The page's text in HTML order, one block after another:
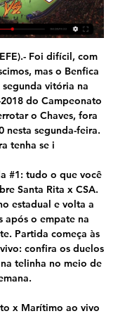
transmissão profissional ao vivo em eventos, possibilita conferencias em empresas que têm filiais espalhadas pelo Brasil e pelo mundo. Inclui a participação daqueles que não tiveram condições de comparecer pessoalmente ao local e gostariam de obter informações e …

TRF2 informa a suspensão do atendimento ao público e dos prazos processuais na 14ª Vara Federal do RJ, nos dias 02 e 03 de outubro de 2019 30/09/2019 Ato regulamenta Sistema Eletrônico de Execução Unificado na 2ª Região e suspende prazos dos processos de execução penal

Após o término da época 2017–18, os clubes Barreirense Dif Broker e Elétrico FC-Tekever foram relegados para a Proliga, ao mesmo tempo que os clubes Imortal Basket e Esgueira Basket foram promovidos para disputarem a Liga Portuguesa de Basquetebol de 2018–19.

Em 1939, Thomas Watson inaugurou o prédio da fábrica IBM, em Benfica, no Rio de Janeiro. Esta foi a primeira fábrica da empresa na América do Sul. De 1950 a 1954 foram introduzidos novos equipamentos e as primeiras calculadoras eletrônicas, que provocaram marcantes transformações nos métodos de ensino e de produção.

Encontre telefones e endereços de empresas em São Paulo nas categorias Eletro-eletrônica, Geração, Transmissão e Distribuição de Energia, Máquinas e Equipamentos. Enviar.. Rua Luís Gama, 117 Moóca - São Paulo - SP 11320864.. Ver telefone completo.

Confira primeiros jogos do Paulistão 2016 com transmissão de Globo, Band e SporTV 1/12/2016 07:50:00 PM Band , Destaques , Globo , Manchetes , Sportv , TV à Cabo , TV Aberta Nesta terça-feira (12), a Federação Paulista de Futebol divulgou a tabela das …

Estarei indo para o Rio e gostaria de saber qual o melhor bairro para se morar,como a cidade está se recuperando das mazelas do passado e se preparando para ser uma nova cidade,estarei indo para estudar e trabalhar,ja tenho algum estudo e procuro estudar mais na cidade fluminense,já que é uma referencia.Pensei em outras cidades.

A Federação Mato-grossense de Futsal (FMFS) realizará nesta sexta-feira (28.07), no auditório da Câmara de Dirigentes Lojistas (CDL) de Cuiabá, a 2ª edição do Congresso Mato-grossense de Futsal – Futscon. O evento, que acontecerá das 7h30 às 18h, trará palestras sobre gestão e marketing esportivo no futsal com a.

Ele foi descoberto em Maceió, durante uma excursão do time de vôlei feminino do Flamengo. Trazido ao Rio de Janeiro, passou na seleção e ingressou no futebol do clube. Despontou quando foi escalado para o lugar de Evaristo na partida decisiva contra o América: 4 a 1 Flamengo – tricampeão carioca, com quatro gols de Dida.

Braga x Benfica ao vivo e online, onde assistir, que horas é 09/02/2023 — A partida será disputada nesta quinta-feira (09), no Estádio Municipal de Braga; veja como acompanhar na TV e na internet.

Raios-X aos adversários de Sporting, Benfica e Sp. Braga 18/12/2023 — Com Young Boys, Toulouse e Qarabag, as três equipas portuguesas terão obrigação de seguirem em frente na Liga Europa.

Jogos de futebol hoje, quinta-feira, 16; onde assistir ao 16/02/2023 — 20h30 - Vasco x Botafogo - Caze TV 14h45 - Braga x Fiorentina - Liga Europa; 17h - Juventus x Nantes - Liga Europa; 17h - Sporting x ...

Mapa de localização e directório que hiperliga com as páginas principais dos hotéis, vivendas, apartamentos e casas de hóspedes. Contactos para reservas e cotações.

O Benfica anunciou a contratação de Thiago Pereira, um guarda-redes de 15 anos que se destacou com a camisola do Desportivo de Chaves. Thiago é juvenil de primeiro ano e, antes de jogar no Chaves, vestiu também a camisola do Abambres. Na época passada fez 22 …

sport tv - direto à emoção sport tv - Veja os melhores canais.

« AZUIS E BRANCOS SUPERAM OLIVEIRENSE Triunfo por 80-69, no Dragão Caixa, na oitava jornada da segunda fase da LPB. O FC Porto recebeu e venceu esta sexta-feira a Oliveirense (8

Cuiabá x Criciúma ao vivo irão se enfrentar hoje sexta-feira (30 de Agosto de 2019). A partida disputada será válida pelo Campeonato Brasileiro Série B de 2019. O jogo está marcado para iniciar às 21h30 (horário de Brasília). O duelo entre as duas equipes acontecerá no Estádio. Assistir Cuiabá x Criciúma AO VIVO Assistir Cuiabá […]

– Começou o Paulista, com o Ricardinho conduzindo o Vôlei Futuro à vitória em sua reestreia no território nacional. Sobrevivente assim como o time feminino de São Caetano, o São Bernardo fez bonito ao bater o favorito Sesi. O Pinheiros também venceu. – O Circuito AVP acabou.

Atrás da inédita conquista da Copa São Paulo, o atual campeão brasileiro sub-20 Palmeiras encara o Galvez-AC, às 21h30, em Capivari. Já o São Paulo estreia diante do Holanda, às 21h, no estádio Dr. Ademar Pereira de Barros, em Araraquara. Quem também entra em campo nesta quinta são os pernambucanos Santa Cruz, Sport e Náutico.

Direto Veja a emissão TV em direto da SIC, 24 horas por dia. O melhor da televisão portuguesa, os melhores programas de entretenimento e informação.

ᐉ Braga x Qarabağ Streaming Ao Vivo, Dica » Como assistir Como assistir Braga x Qarabağ em streaming ao vivo. ⚽️ Previsões, mata-mata, estatísticas e placar ao vivo. Liga Europa 15/02/2024.

Sexto colocado no geral, Linense pensa em ultrapassar Ponte Preta e Mirassol para se tornar o melhor da região. Com quatro rodadas ainda por jogar, as equipes brigam por vagas nas quartas-de-final, por um lugar no Torneio do Interior, para escapar do descenso e pelo simbólico título de melhor entre as agremiações de menor investimento.